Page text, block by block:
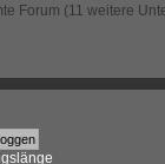
Forum (11 weitere